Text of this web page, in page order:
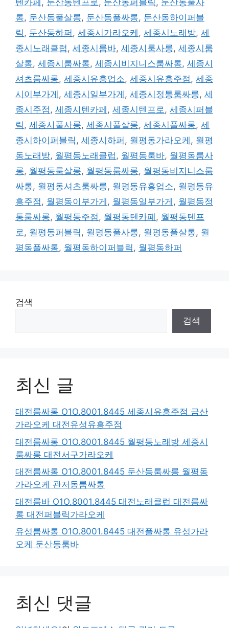
텐카페 , 둔산동텐프로, 둔산동퍼블릭, 둔산동풀사
롱, 둔산동풀살롱, 둔산동풀싸롱, 둔산동하이퍼블
릭, 둔산동하퍼 , 세종시가라오케 , 세종시노래방, 세
종시노래클럽, 세종시룸바, 세종시룸사롱, 세종시룸
살롱, 세종시룸싸롱, 세종시비지니스룸싸롱, 세종시
셔츠룸싸롱, 세종시유흥업소, 세종시유흥주점, 세종
시이부가게 , 세종시일부가게 , 세종시정통룸싸롱, 세
종시주점, 세종시텐카페 , 세종시텐프로, 세종시퍼블
릭, 세종시풀사롱, 세종시풀살롱, 세종시풀싸롱, 세
종시하이퍼블릭, 세종시하퍼 , 월평동가라오케 , 월평
동노래방, 월평동노래클럽, 월평동룸바, 월평동룸사
롱, 월평동룸살롱, 월평동룸싸롱, 월평동비지니스룸
싸롱, 월평동셔츠룸싸롱, 월평동유흥업소, 월평동유
흥주점, 월평동이부가게 , 월평동일부가게 , 월평동정
통룸싸롱, 월평동주점, 월평동텐카페 , 월평동텐프
로, 월평동퍼블릭, 월평동풀사롱, 월평동풀살롱, 월
평동풀싸롱, 월평동하이퍼블릭, 월평동하퍼
검색
검색
최신 글
대전룸싸롱 O1O.8001.8445 세종시유흥주점 금산
가라오케 대전유성유흥주점
대전룸싸롱 O1O.8001.8445 월평동노래방 세종시
룸싸롱 대전서구가라오케
대전룸싸롱 O1O.8001.8445 둔산동룸싸롱 월평동
가라오케 관저동룸싸롱
대전룸바 O1O.8001.8445 대전노래클럽 대전룸싸
롱 대전퍼블릭가라오케
유성룸싸롱 O1O.8001.8445 대전풀싸롱 유성가라
오케 둔산동룸바
최신 댓글